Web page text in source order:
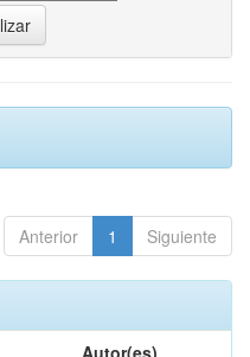
Anterior 1 Siguiente
Autor(es)